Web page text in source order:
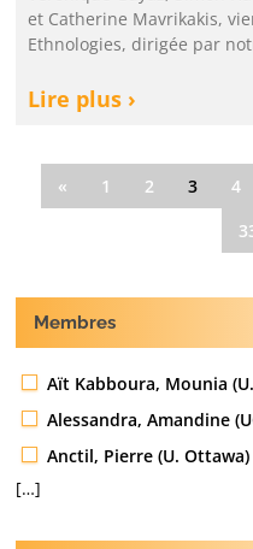
et Catherine Mavrikakis,
Ethnologies, dirigée par
Lire plus ›
« 1 2 3 4
Membres
Aït Kabboura, Mounia
Alessandra, Amandine
Anctil, Pierre (U. Ottawa)
[…]